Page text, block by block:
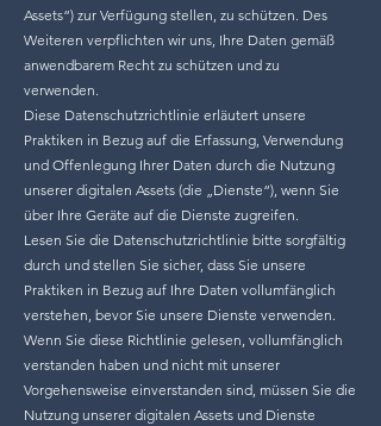
Assets“) zur Verfügung stellen, zu schützen. Des
Weiteren verpflichten wir uns, Ihre Daten gemäß
anwendbarem Recht zu schützen und zu
verwenden.
Diese Datenschutzrichtlinie erläutert unsere
Praktiken in Bezug auf die Erfassung, Verwendung
und Offenlegung Ihrer Daten durch die Nutzung
unserer digitalen Assets (die „Dienste“), wenn Sie
über Ihre Geräte auf die Dienste zugreifen.
Lesen Sie die Datenschutzrichtlinie bitte sorgfältig
durch und stellen Sie sicher, dass Sie unsere
Praktiken in Bezug auf Ihre Daten vollumfänglich
verstehen, bevor Sie unsere Dienste verwenden.
Wenn Sie diese Richtlinie gelesen, vollumfänglich
verstanden haben und nicht mit unserer
Vorgehensweise einverstanden sind, müssen Sie die
Nutzung unserer digitalen Assets und Dienste